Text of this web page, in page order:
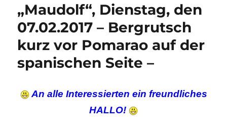
„Maudolf“, Dienstag, den
07.02.2017 – Bergrutsch
kurz vor Pomarao auf der
spanischen Seite –
An alle Interessierten ein freundliches
HALLO!